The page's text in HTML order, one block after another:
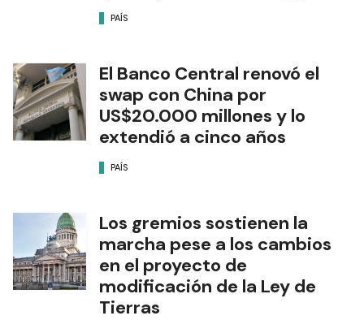
PAÍS
El Banco Central renovó el
swap con China por
US$20.000 millones y lo
extendió a cinco años
PAÍS
Los gremios sostienen la
marcha pese a los cambios
en el proyecto de
modificación de la Ley de
Tierras